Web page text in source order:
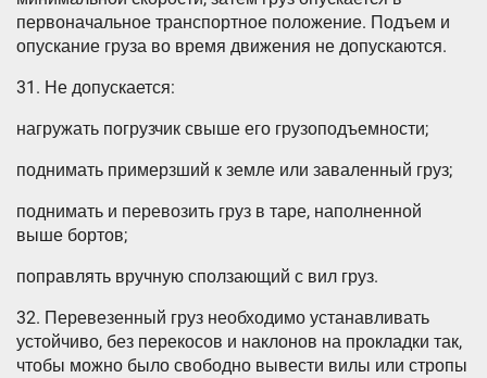
первоначальное транспортное положение. Подъем и
опускание груза во время движения не допускаются.
31. Не допускается:
нагружать погрузчик свыше его грузоподъемности;
поднимать примерзший к земле или заваленный груз;
поднимать и перевозить груз в таре, наполненной
выше бортов;
поправлять вручную сползающий с вил груз.
32. Перевезенный груз необходимо устанавливать
устойчиво, без перекосов и наклонов на прокладки так,
чтобы можно было свободно вывести вилы или стропы